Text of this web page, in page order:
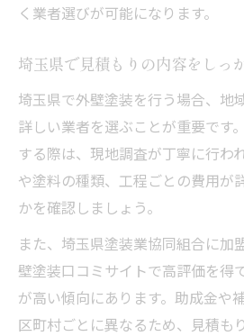
く業者選びが可能になります。
埼玉県で見積もりの内容をしっ
埼玉県で外壁塗装を行う場合、地
詳しい業者を選ぶことが重要です
する際は、現地調査が丁寧に行わ
や塗料の種類、工程ごとの費用が
かを確認しましょう。
また、埼玉県塗装業協同組合に加
壁塗装口コミサイトで高評価を得
が高い傾向にあります。助成金や
区町村ごとに異なるため、見積も